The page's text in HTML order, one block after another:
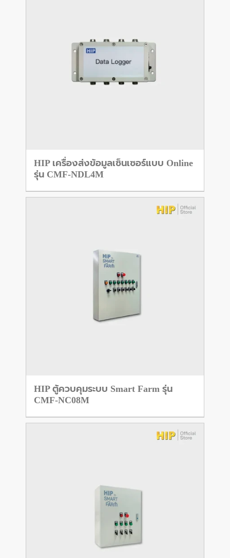
HIP เครื่องส่งข้อมูลเซ็นเซอร์แบบ Online
รุ่น CMF-NDL4M
HIP ตู้ควบคุมระบบ Smart Farm รุ่น
CMF-NC08M